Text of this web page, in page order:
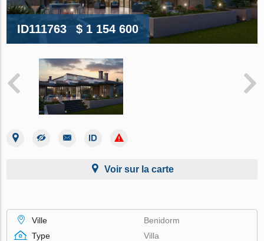
ID111763 $ 1 154 600
Voir sur la carte
Ville
Benidorm
Type
Villa